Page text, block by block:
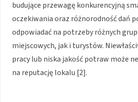
budujące przewagę konkurencyjną
oczekiwania oraz różnorodność dań
odpowiadać na potrzeby różnych
miejscowych, jak i turystów.
pracy lub niska jakość potraw może
na reputację lokalu [2].